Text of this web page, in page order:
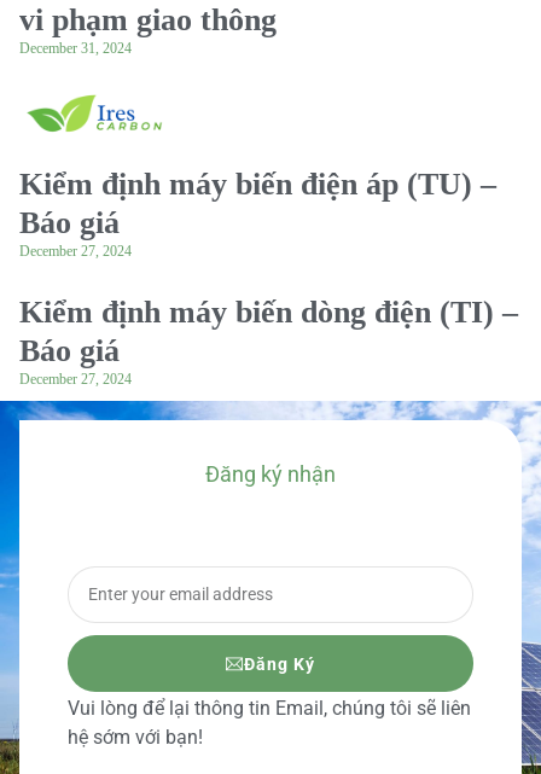
vi phạm giao thông
December 31, 2024
Kiểm định máy biến điện áp (TU) –
Báo giá
December 27, 2024
Kiểm định máy biến dòng điện (TI) –
Báo giá
December 27, 2024
Đăng ký nhận
Đăng Ký
Vui lòng để lại thông tin Email, chúng tôi sẽ liên
hệ sớm với bạn!